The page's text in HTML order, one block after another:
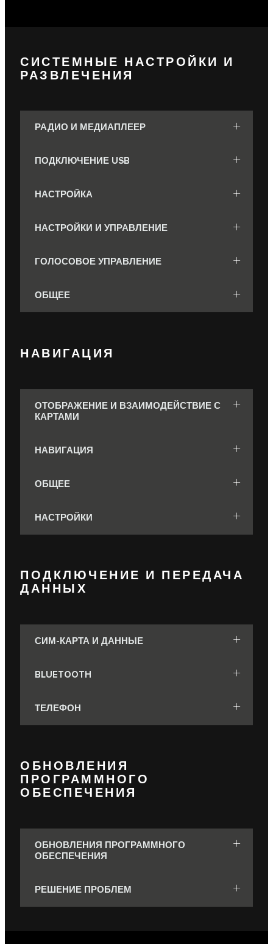
СИСТЕМНЫЕ НАСТРОЙКИ И
РАЗВЛЕЧЕНИЯ
РАДИО И МЕДИАПЛЕЕР
ПОДКЛЮЧЕНИЕ USB
НАСТРОЙКА
НАСТРОЙКИ И УПРАВЛЕНИЕ
ГОЛОСОВОЕ УПРАВЛЕНИЕ
ОБЩЕЕ
НАВИГАЦИЯ
ОТОБРАЖЕНИЕ И ВЗАИМОДЕЙСТВИЕ С
КАРТАМИ
НАВИГАЦИЯ
ОБЩЕЕ
НАСТРОЙКИ
ПОДКЛЮЧЕНИЕ И ПЕРЕДАЧА
ДАННЫХ
СИМ-КАРТА И ДАННЫЕ
BLUETOOTH
ТЕЛЕФОН
ОБНОВЛЕНИЯ
ПРОГРАММНОГО
ОБЕСПЕЧЕНИЯ
ОБНОВЛЕНИЯ ПРОГРАММНОГО
ОБЕСПЕЧЕНИЯ
РЕШЕНИЕ ПРОБЛЕМ